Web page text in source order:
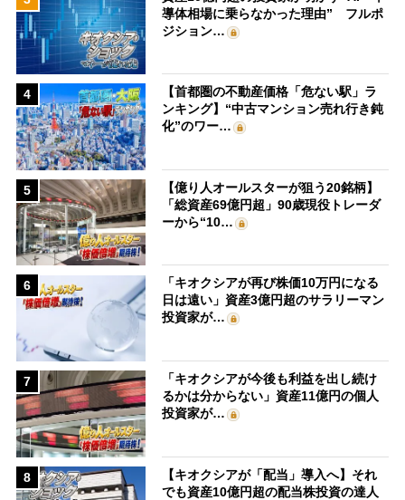
導体相場に乗らなかった理由” フルポ
ジション…
4
【首都圏の不動産価格「危ない駅」ラ
ンキング】“中古マンション売れ行き鈍
化”のワー…
5
【億り人オールスターが狙う20銘柄】
「総資産69億円超」90歳現役トレーダ
ーから“10…
6
「キオクシアが再び株価10万円になる
日は遠い」資産3億円超のサラリーマン
投資家が…
7
「キオクシアが今後も利益を出し続け
るかは分からない」資産11億円の個人
投資家が…
8
【キオクシアが「配当」導入へ】それ
でも資産10億円超の配当株投資の達人